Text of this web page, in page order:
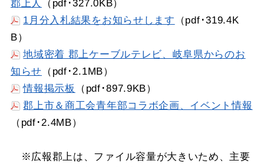
郡上人
（pdf･327.0KB）
1月分入札結果をお知らせします （pdf･319.4K
B）
地域密着 郡上ケーブルテレビ、岐阜県からのお
知らせ （pdf･2.1MB）
情報掲示板
（pdf･897.9KB）
郡上市＆商工会青年部コラボ企画、イベント情報
（pdf･2.4MB）
※広報郡上は、ファイル容量が大きいため、主要